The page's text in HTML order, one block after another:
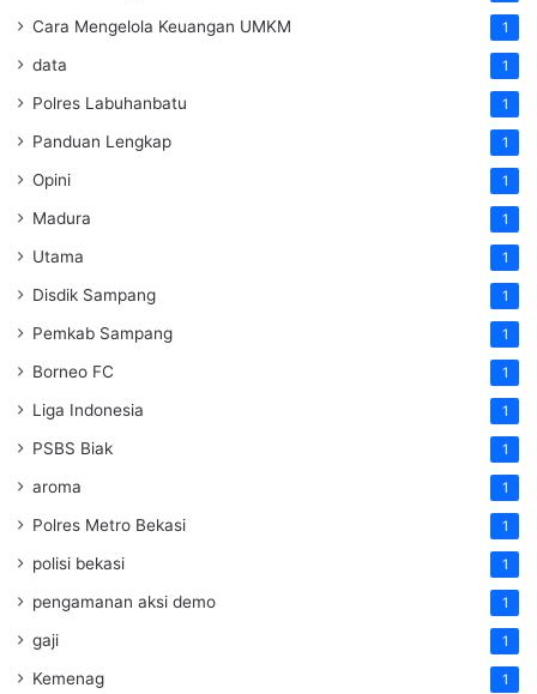
Cara Mengelola Keuangan UMKM 1
data 1
Polres Labuhanbatu 1
Panduan Lengkap 1
Opini 1
Madura 1
Utama 1
Disdik Sampang 1
Pemkab Sampang 1
Borneo FC 1
Liga Indonesia 1
PSBS Biak 1
aroma 1
Polres Metro Bekasi 1
polisi bekasi 1
pengamanan aksi demo 1
gaji 1
Kemenag 1